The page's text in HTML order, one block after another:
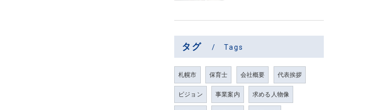
タグ Tags
札幌市 保育士 会社概要 代表挨拶
ビジョン 事業案内 求める人物像